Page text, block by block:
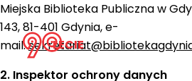
LECIE
Miejska Biblioteka Publiczna w
143, 81-401 Gdynia, e-
mail:
2. Inspektor ochrony danych